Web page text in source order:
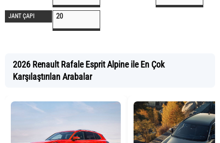
JANT ÇAPI 20
2026 Renault Rafale Esprit Alpine ile En Çok
Karşılaştırılan Arabalar